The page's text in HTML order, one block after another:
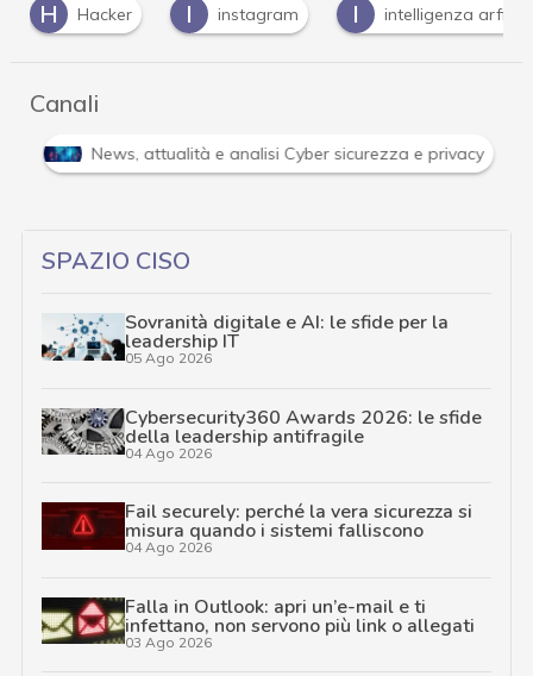
H Hacker I instagram I intelligenza
Canali
News, attualità e analisi Cyber sicurezza e privacy
SPAZIO CISO
Sovranità digitale e AI: le sfide per la
leadership IT
05 Ago 2026
Cybersecurity360 Awards 2026: le sfide
della leadership antifragile
04 Ago 2026
Fail securely: perché la vera sicurezza si
misura quando i sistemi falliscono
04 Ago 2026
Falla in Outlook: apri un’e-mail e ti
infettano, non servono più link o allegati
03 Ago 2026